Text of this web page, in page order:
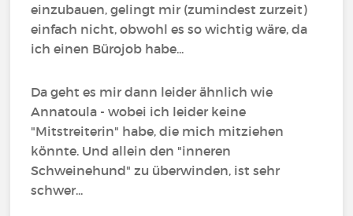
einzubauen, gelingt mir (zumindest zurzeit)
einfach nicht, obwohl es so wichtig wäre, da
ich einen Bürojob habe...
Da geht es mir dann leider ähnlich wie
Annatoula - wobei ich leider keine
"Mitstreiterin" habe, die mich mitziehen
könnte. Und allein den "inneren
Schweinehund" zu überwinden, ist sehr
schwer...